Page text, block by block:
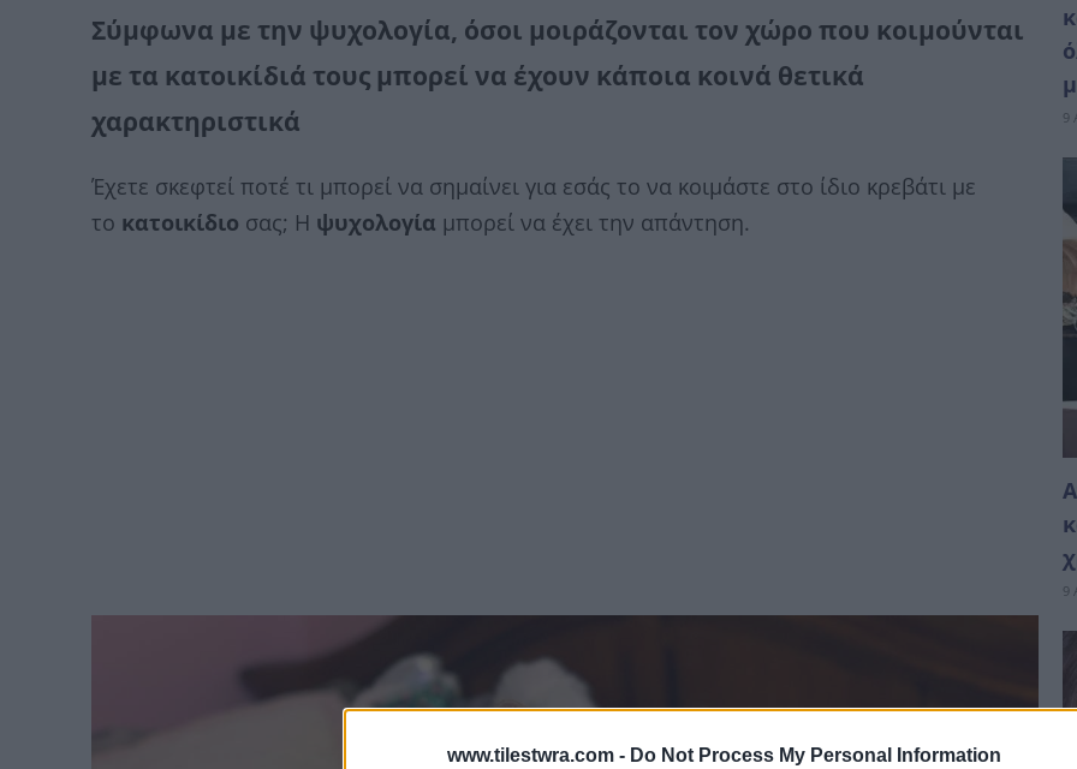
www.tilestwra.com - Do Not Process My Personal Information
Σύμφωνα με την ψυχολογία, όσοι μοιράζονται τον χώρο που κοιμούνται
με τα κατοικίδιά τους μπορεί να έχουν κάποια κοινά θετικά
χαρακτηριστικά
Έχετε σκεφτεί ποτέ τι μπορεί να σημαίνει για εσάς το να κοιμάστε στο ίδιο κρεβάτι με
το κατοικίδιο σας; Η ψυχολογία μπορεί να έχει την απάντηση.
9
9